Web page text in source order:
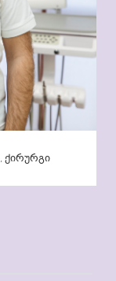
ქირურგი